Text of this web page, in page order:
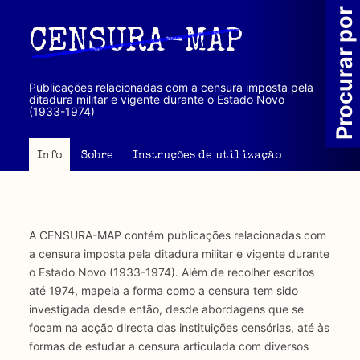
principal
CENSURA-MAP
Publicações relacionadas com a censura imposta pela
ditadura militar e vigente durante o Estado Novo
(1933-1974)
Info Sobre Instruções de utilização
A CENSURA-MAP contém publicações relacionadas com
a censura imposta pela ditadura militar e vigente durante
o Estado Novo (1933-1974). Além de recolher escritos
até 1974, mapeia a forma como a censura tem sido
investigada desde então, desde abordagens que se
focam na acção directa das instituições censórias, até às
formas de estudar a censura articulada com diversos
Procurar por